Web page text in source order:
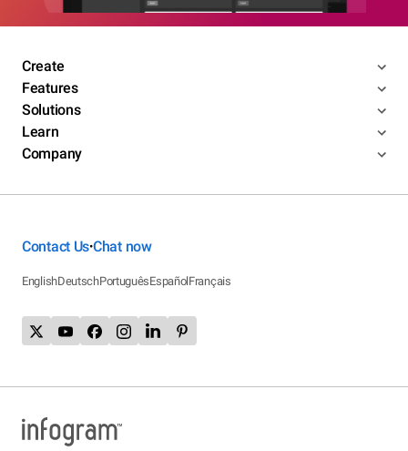
Create
Features
Solutions
Learn
Company
Contact Us•Chat now
EnglishDeutschPortuguêsEspañolFrançais